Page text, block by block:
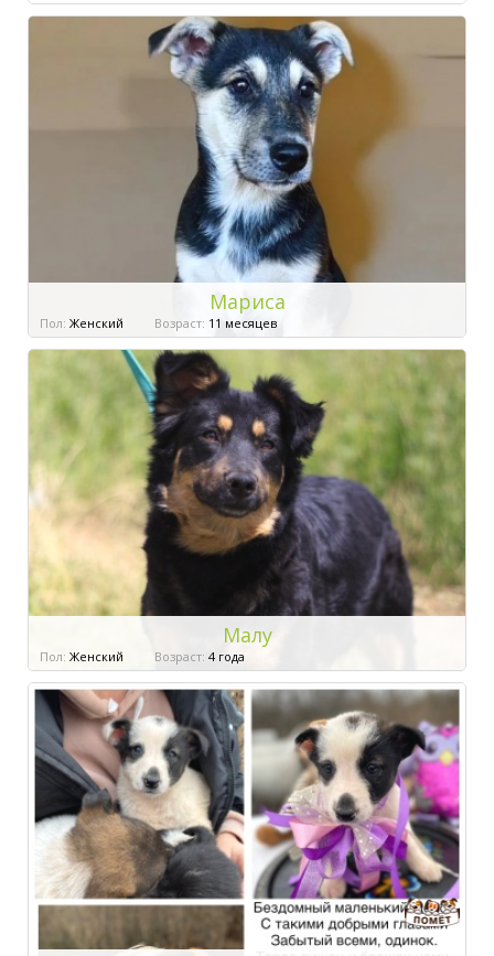
Мариса
Пол: Женский Возраст: 11 месяцев
Малу
Пол: Женский Возраст: 4 года